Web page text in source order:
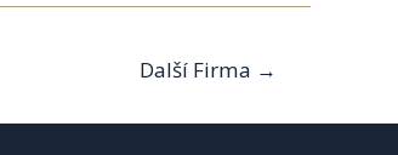
Další Firma →